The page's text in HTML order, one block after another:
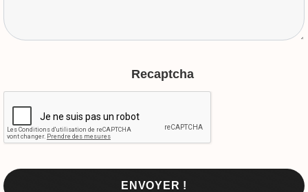
Recaptcha